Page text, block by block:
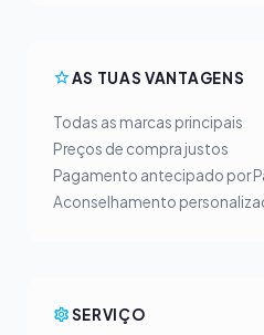
AS TUAS VANTAGENS
Todas as marcas principais
Preços de compra justos
Pagamento antecipado por
Aconselhamento
SERVIÇO